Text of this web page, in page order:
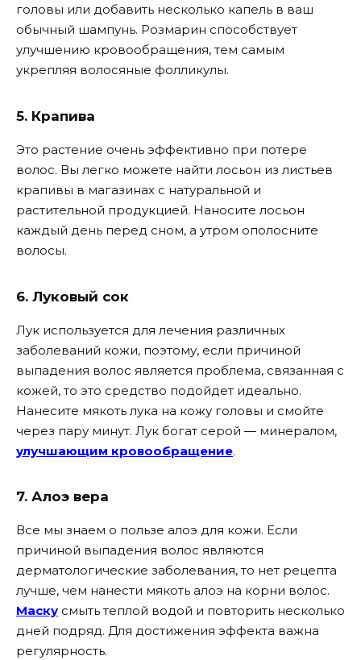
головы или добавить несколько капель в ваш
обычный шампунь. Розмарин способствует
улучшению кровообращения, тем самым
укрепляя волосяные фолликулы.
5. Крапива
Это растение очень эффективно при потере
волос. Вы легко можете найти лосьон из листьев
крапивы в магазинах с натуральной и
растительной продукцией. Наносите лосьон
каждый день перед сном, а утром ополосните
волосы.
6. Луковый сок
Лук используется для лечения различных
заболеваний кожи, поэтому, если причиной
выпадения волос является проблема, связанная с
кожей, то это средство подойдет идеально.
Нанесите мякоть лука на кожу головы и смойте
через пару минут. Лук богат серой — минералом,
улучшающим кровообращение.
7. Алоэ вера
Все мы знаем о пользе алоэ для кожи. Если
причиной выпадения волос являются
дерматологические заболевания, то нет рецепта
лучше, чем нанести мякоть алоэ на корни волос.
Маску смыть теплой водой и повторить несколько
дней подряд. Для достижения эффекта важна
регулярность.